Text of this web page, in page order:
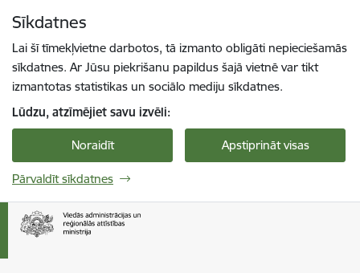
Sīkdatnes
Lai šī tīmekļvietne darbotos, tā izmanto obligāti nepieciešamās
sīkdatnes. Ar Jūsu piekrišanu papildus šajā vietnē var tikt
izmantotas statistikas un sociālo mediju sīkdatnes.
Lūdzu, atzīmējiet savu izvēli:
Noraidīt Apstiprināt visas
Pārvaldīt sīkdatnes